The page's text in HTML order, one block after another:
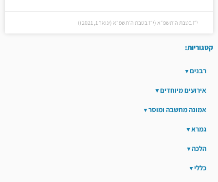
י״ז בטבת ה׳תשפ״א (י״ז בטבת ה׳תשפ״א (ינואר 1, 2021))
קטגוריות:
רבנים
אירועים מיוחדים
אמונה מחשבה ומוסר
גמרא
הלכה
כללי